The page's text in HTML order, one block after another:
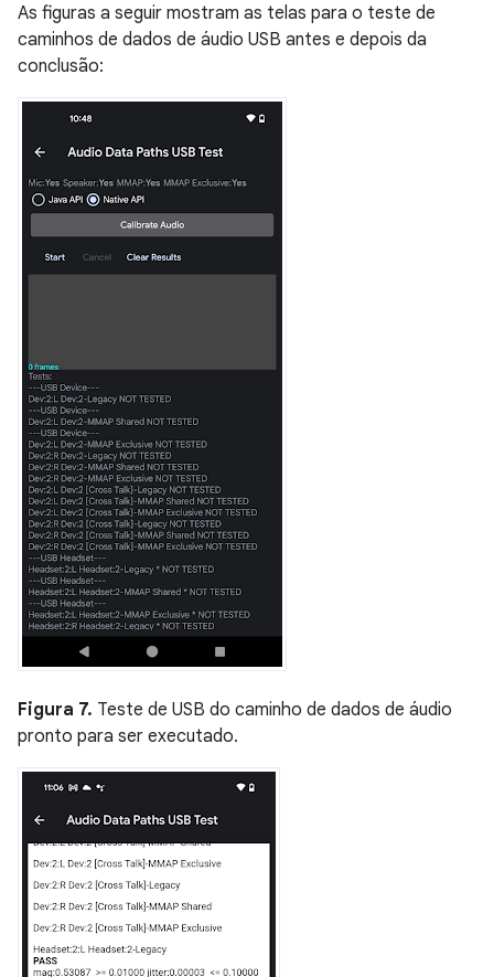
As figuras a seguir mostram as telas para o teste de
caminhos de dados de áudio USB antes e depois da
conclusão:
Figura 7. Teste de USB do caminho de dados de áudio
pronto para ser executado.